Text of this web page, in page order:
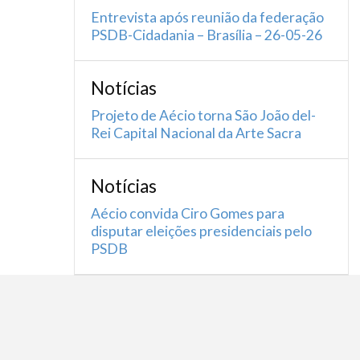
Entrevista após reunião da federação
PSDB-Cidadania – Brasília – 26-05-26
Notícias
Projeto de Aécio torna São João del-
Rei Capital Nacional da Arte Sacra
Notícias
Aécio convida Ciro Gomes para
disputar eleições presidenciais pelo
PSDB